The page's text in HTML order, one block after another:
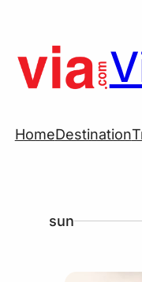
HomeDestination
sun